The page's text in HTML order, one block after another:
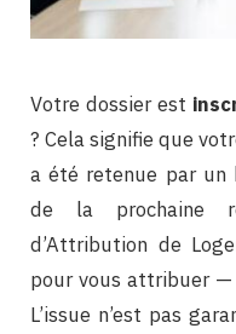
Votre dossier est
? Cela signifie que
a été retenue par un
de la prochaine
d’Attribution de
pour vous attribuer
L’issue n’est pas